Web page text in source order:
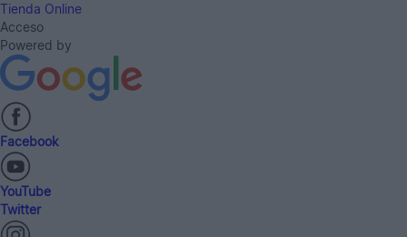
Tienda Online
Acceso
Powered by
Facebook
YouTube
Twitter